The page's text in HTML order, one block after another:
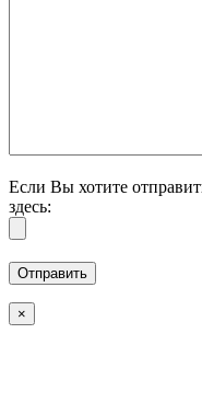
Если Вы хотите
здесь:
×